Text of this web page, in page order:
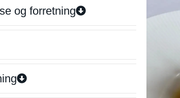
og forretning